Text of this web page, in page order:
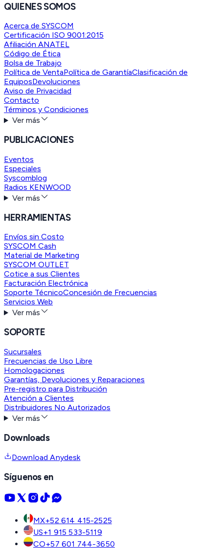
QUIENES SOMOS
Acerca de SYSCOM
Certificación ISO 9001:2015
Afiliación ANATEL
Código de Ética
Bolsa de Trabajo
Política de VentaPolítica de GarantíaClasificación de
EquiposDevoluciones
Aviso de Privacidad
Contacto
Términos y Condiciones
Ver más
PUBLICACIONES
Eventos
Especiales
Syscomblog
Radios KENWOOD
Ver más
HERRAMIENTAS
Envíos sin Costo
SYSCOM Cash
Material de Marketing
SYSCOM OUTLET
Cotice a sus Clientes
Facturación Electrónica
Soporte TécnicoConcesión de Frecuencias
Servicios Web
Ver más
SOPORTE
Sucursales
Frecuencias de Uso Libre
Homologaciones
Garantías, Devoluciones y Reparaciones
Pre-registro para Distribución
Atención a Clientes
Distribuidores No Autorizados
Ver más
Downloads
Download Anydesk
Síguenos en
MX+52 614 415-2525
US+1 915 533-5119
CO+57 601 744-3650